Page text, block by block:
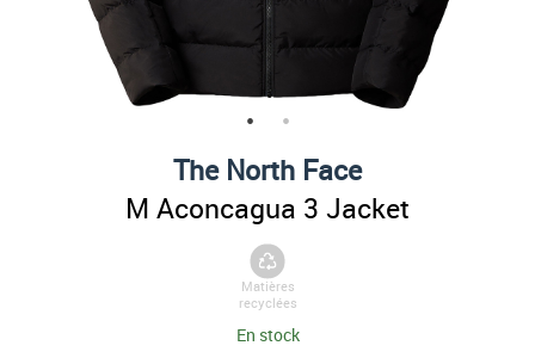
The North Face
M Aconcagua 3 Jacket
Matières
recyclées
En stock